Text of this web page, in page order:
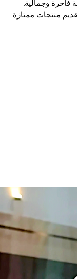
وجمالية.
منتجات ممتازة